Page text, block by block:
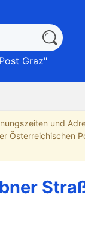
Graz"
und
Österreichischen